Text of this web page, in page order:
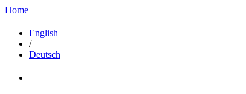
Home
English
/
Deutsch